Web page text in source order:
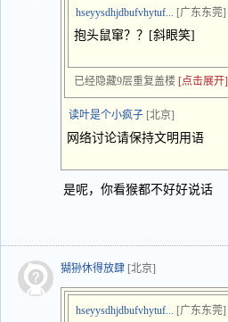
hseyysdhjdbufvhytuf... [广东东莞]
抱头鼠窜？？[斜眼笑]
已经隐藏9层重复盖楼 [点击展开]
读叶是个小疯子 [北京]
网络讨论请保持文明用语
是呢，你看猴都不好好说话
猢狲休得放肆 [北京]
hseyysdhjdbufvhytuf... [广东东莞]